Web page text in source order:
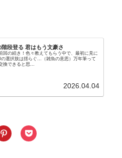
階段登る 君はもう文豪さ
回の続き！色々教えてもらう中で、最初に見に
の選択肢は揺らぐ…（雑魚の意思）万年筆って
換できると思...
2026.04.04